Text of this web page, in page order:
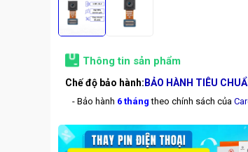
Thông tin sản phẩm
Chế độ bảo hành: BẢO HÀNH TIÊU
- Bảo hành 6 tháng theo chính sách của